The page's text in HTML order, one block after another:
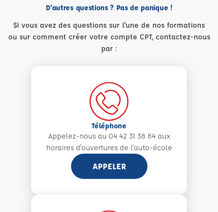
D'autres questions ? Pas de panique !
Si vous avez des questions sur l'une de nos formations
ou sur comment créer votre compte CPT, contactez-nous
par :
Téléphone
Appelez-nous au 04 42 31 38 84 aux
horaires d'ouvertures de l'auto-école
APPELER